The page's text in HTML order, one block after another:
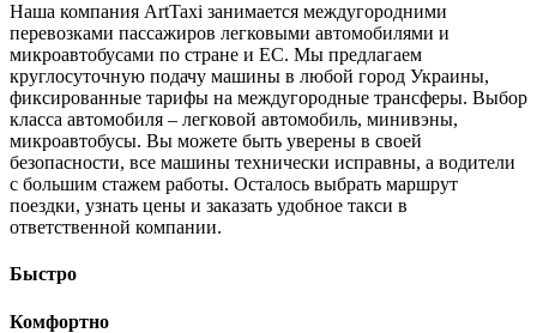
Наша компания ArtTaxi занимается междугородними
перевозками пассажиров легковыми автомобилями и
микроавтобусами по стране и ЕС. Мы предлагаем
круглосуточную подачу машины в любой город Украины,
фиксированные тарифы на междугородные трансферы. Выбор
класса автомобиля – легковой автомобиль, минивэны,
микроавтобусы. Вы можете быть уверены в своей
безопасности, все машины технически исправны, а водители
с большим стажем работы. Осталось выбрать маршрут
поездки, узнать цены и заказать удобное такси в
ответственной компании.
Быстро
Комфортно